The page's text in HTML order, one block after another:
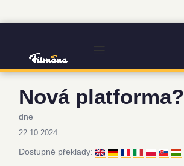
Nová platforma?
dne
22.10.2024
Dostupné překlady: